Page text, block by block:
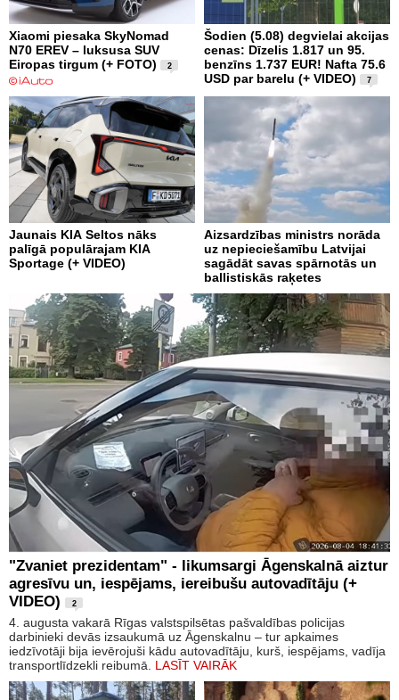
Xiaomi piesaka SkyNomad
N70 EREV – luksusa SUV
Eiropas tirgum (+ FOTO)
2
Šodien (5.08) degvielai akcijas
cenas: Dīzelis 1.817 un 95.
benzīns 1.737 EUR! Nafta 75.6
USD par barelu (+ VIDEO)
7
Jaunais KIA Seltos nāks
palīgā populārajam KIA
Sportage (+ VIDEO)
Aizsardzības ministrs norāda
uz nepieciešamību Latvijai
sagādāt savas spārnotās un
ballistiskās raķetes
"Zvaniet prezidentam" - likumsargi Āgenskalnā aiztur
agresīvu un, iespējams, iereibušu autovadītāju (+
VIDEO)
2
4. augusta vakarā Rīgas valstspilsētas pašvaldības policijas
darbinieki devās izsaukumā uz Āgenskalnu – tur apkaimes
iedzīvotāji bija ievērojuši kādu autovadītāju, kurš, iespējams, vadīja
transportlīdzekli reibumā. LASĪT VAIRĀK